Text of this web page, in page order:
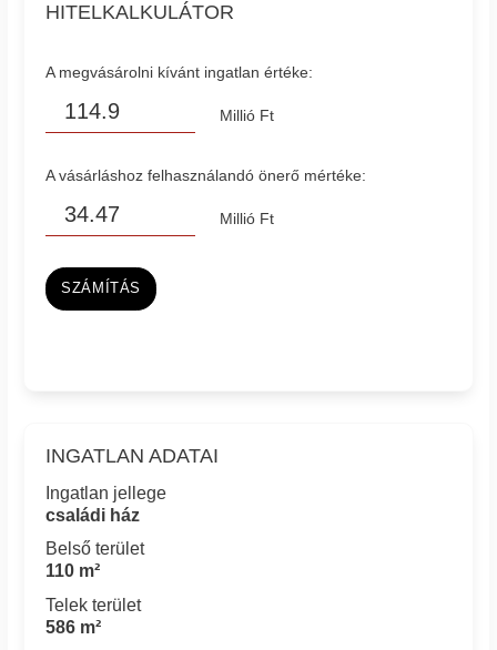
HITELKALKULÁTOR
A megvásárolni kívánt ingatlan értéke:
Millió Ft
A vásárláshoz felhasználandó önerő mértéke:
Millió Ft
SZÁMÍTÁS
INGATLAN ADATAI
Ingatlan jellege
családi ház
Belső terület
110 m²
Telek terület
586 m²